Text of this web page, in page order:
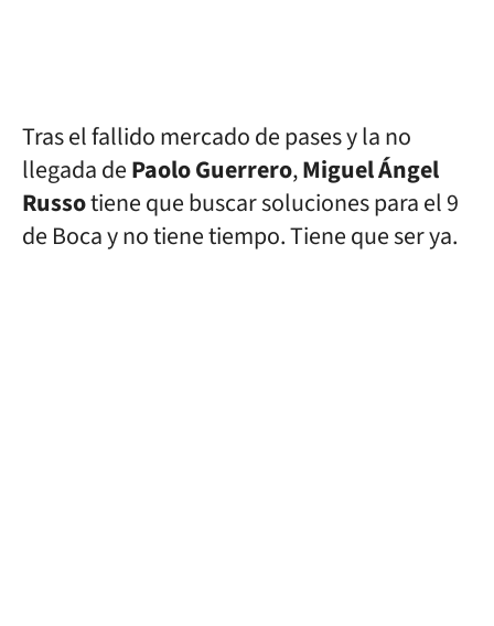
Tras el fallido mercado de pases y la no
llegada dePaolo Guerrero,Miguel Ángel
Russotiene que buscar soluciones para el 9
de Boca y no tiene tiempo. Tiene que ser ya.